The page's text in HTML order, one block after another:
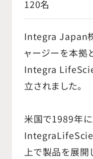
120名
Integra Japan
ャージーを本拠
Integra
立されました。
米国で1989年
上で製品を展開